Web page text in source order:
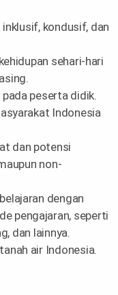
kondusif, dan
sehari-hari
peserta didik.
Indonesia
dan potensi
non-
dengan
pengajaran, seperti
dan lainnya.
air Indonesia.